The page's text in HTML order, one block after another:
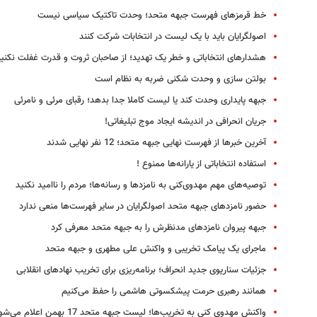
خط قرمزهای فهرست جبهه متحد؛ وحدت تاکتیک سیاسی نیست
اصولگرایان باید با یک لیست در انتخابات شرکت کنند
هشدارهای انتخاباتی و خطر یک تهدید؛ از صاحبان ثروت و قدرت غفلت
بولتن سازی و وحدت شکنی ضربه به نظام است
جبهه پایداری وحدت کند یا لیست کاملا جدا بدهد؛ رقبای مرئی و نامرئی
جریان انحرافی در اندیشه ایجاد موج تبلیغاتی!
آخرین خبرها از فهرست نهایی جبهه متحد؛ 12 نفر نهایی شدند
استفاده انتخاباتی از یارانه‌ها ممنوع !
توصیه‌های مهم مهدوی‌کنی به نامزدها و رسانه‌ها؛ مردم را ناامید نکنید
حضور نامزدهای جبهه متحد اصولگرایان در سایر فهرست‌ها منعی ندارد
جبهه پیروان نامزدهای مدنظرش را به جبهه متحد معرفی کرد
ماجرای یک پیامک تخریبی و واکنش علی مطهری و جبهه متحد
جزئیات سناریوی جدید انحراف؛‌ برنامه‌ریزی برای تخریب نهادهای انقلابی
همانند رهبری حرمت پیشکسوتی هاشمی را حفظ می‌کنیم
واکنش مهدوی کنی به تخریب‌ها؛ لیست جبهه متحد 17 بهمن اعلام می‌شود